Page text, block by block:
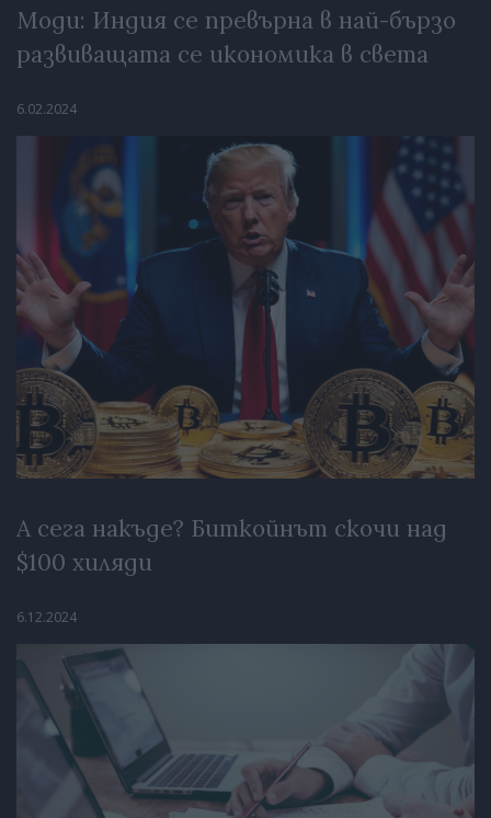
Моди: Индия се превърна в най-бързо
развиващата се икономика в света
6.02.2024
А сега накъде? Биткойнът скочи над
$100 хиляди
6.12.2024